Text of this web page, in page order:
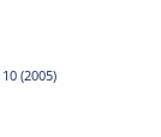
(2005)